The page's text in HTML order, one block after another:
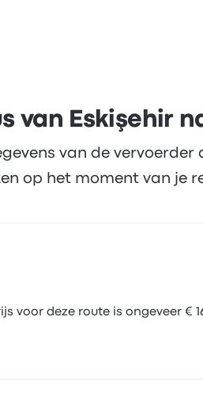
van Eskişehir
van de vervoerder
op het moment van je
voor deze route is ongeveer €